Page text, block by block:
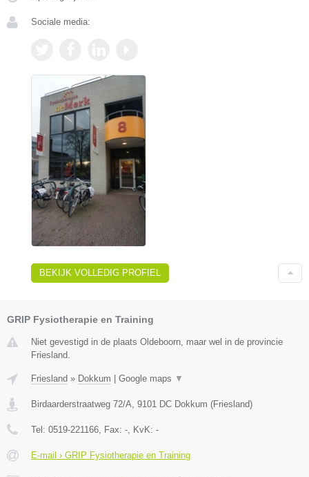
Sociale media:
BEKIJK VOLLEDIG PROFIEL
GRIP Fysiotherapie en Training
Niet gevestigd in de plaats Oldeboorn, maar wel in de provincie
Friesland.
Friesland » Dokkum Google maps ▼
Birdaarderstraatweg 72/A, 9101 DC Dokkum (Friesland)
Tel: 0519-221166, Fax: -, KvK: -
E-mail › GRIP Fysiotherapie en Training